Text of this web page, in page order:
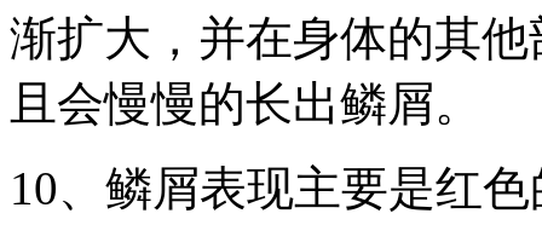
渐扩大，并在身体的其
且会慢慢的长出鳞屑。
10、鳞屑表现主要是红